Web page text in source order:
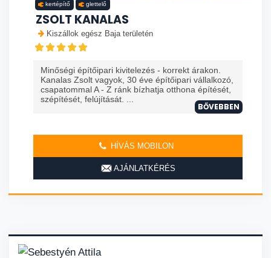
kertépítő glettelő
ZSOLT KANALAS
Kiszállok egész Baja területén
Minőségi építőipari kivitelezés - korrekt árakon.
Kanalas Zsolt vagyok, 30 éve építőipari vállalkozó,
csapatommal A - Z ránk bízhatja otthona építését,
szépítését, felújítását. ...
BŐVEBBEN
HÍVÁS MOBILON
AJÁNLATKÉRÉS